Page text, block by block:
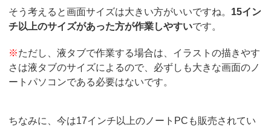
そう考えると画面サイズは大きい方がいいですね。 15イン
チ以上のサイズがあった方が作業しやすいです。
※ただし、液タブで作業する場合は、イラストの描きやす
さは液タブのサイズによるので、必ずしも大きな画面のノ
ートパソコンである必要はないです。
ちなみに、今は17インチ以上のノートPCも販売されてい